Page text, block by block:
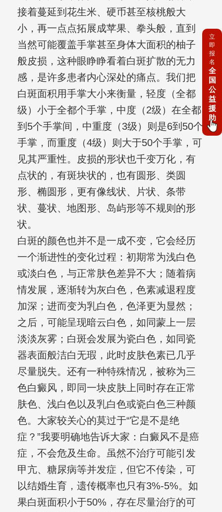
接着蔓延到花生米、硬币甚至核桃般大
小，再一点点拓展成苹果、拳头般，直到
当然可能覆盖手掌甚至身体大面积的柚子
般皮损，这种眼睁睁看着白斑扩散的无力
感，是许多患者内心深处的痛点。我们把
白斑面积用手掌大小来衡量，轻度（全都
级）小于全都个手掌，中度（2级）在全都
到5个手掌间，中重度（3级）则是6到50个
手掌，而重度（4级）则大于50个手掌，可
见其严重性。皮损的形状也千变万化，有
点状的，有斑块状的，也有圆形、类圆
形、椭圆形，更有像线状、片状、条带
状、蔓状、地图形、岛屿形等不规则的形
状。
白斑的颜色也并不是一成不变，它会经历
一个渐进性的变化过程：初期常为浅白色
或淡白色，与正常肤色差异不大；随着病
情发展，逐渐转为灰白色，色素减退程度
加深；进而变为乳白色，色泽更为显然；
之后，可能呈现暗云白色，如同蒙上一层
淡淡灰雾；白斑会发展为瓷白色，如同瓷
器表面般洁白无瑕，此时皮肤色素已几乎
尽量脱失。还有一种特殊情况，被称为三
色白癜风，即同一块皮肤上同时存在正常
肤色、浅白色以及乳白色或瓷白色三种颜
色。大家较关心的莫过于“它是不是绝
症？”我要明确地告诉大家：白癜风不是癌
症，不会危及生命。虽然不治疗可能引发
甲亢、糖尿病等并发症，但它不传染，可
以结婚生育，遗传概率也只有3%-5%。如
果白斑面积小于50%，存在尽量治疗的可
立
即
报
名
全
国
公
益
援
助